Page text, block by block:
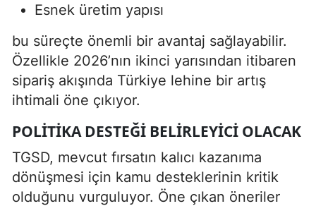
Esnek üretim yapısı
bu süreçte önemli bir avantaj sağlayabilir.
Özellikle 2026’nın ikinci yarısından itibaren
sipariş akışında Türkiye lehine bir artış
ihtimali öne çıkıyor.
POLITIKA DESTEĞI BELIRLEYICI OLACAK
TGSD, mevcut fırsatın kalıcı kazanıma
dönüşmesi için kamu desteklerinin kritik
olduğunu vurguluyor. Öne çıkan öneriler